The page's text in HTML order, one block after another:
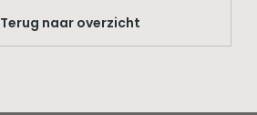
Terug naar overzicht